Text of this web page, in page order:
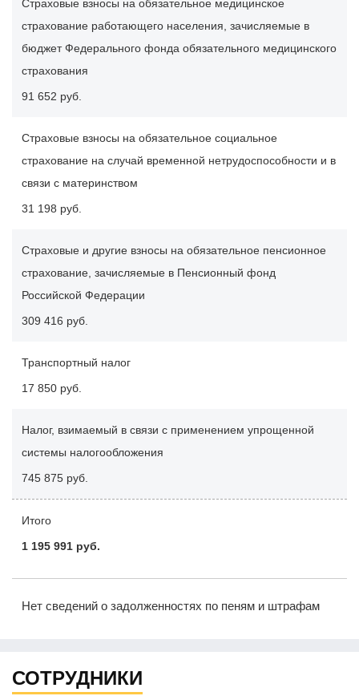
Страховые взносы на обязательное медицинское
страхование работающего населения, зачисляемые в
бюджет Федерального фонда обязательного медицинского
страхования
91 652 руб.
Страховые взносы на обязательное социальное
страхование на случай временной нетрудоспособности и в
связи с материнством
31 198 руб.
Страховые и другие взносы на обязательное пенсионное
страхование, зачисляемые в Пенсионный фонд
Российской Федерации
309 416 руб.
Транспортный налог
17 850 руб.
Налог, взимаемый в связи с применением упрощенной
системы налогообложения
745 875 руб.
Итого
1 195 991 руб.
Нет сведений о задолженностях по пеням и штрафам
СОТРУДНИКИ